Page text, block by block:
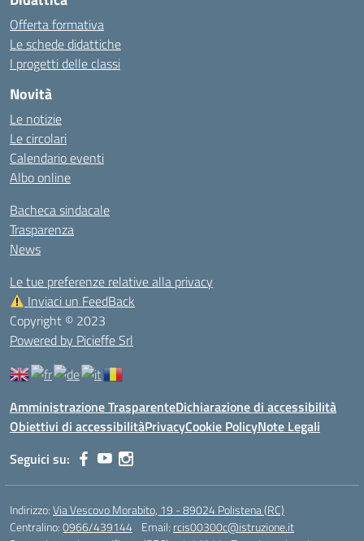
Offerta formativa
Le schede didattiche
I progetti delle classi
Novità
Le notizie
Le circolari
Calendario eventi
Albo online
Bacheca sindacale
Trasparenza
News
Le tue preferenze relative alla privacy
Inviaci un FeedBack
Copyright © 2023
Powered by Picieffe Srl
Amministrazione TrasparenteDichiarazione di accessibilità
Obiettivi di accessibilitàPrivacyCookie PolicyNote Legali
Seguici su:
Indirizzo:Via Vescovo Morabito, 19 - 89024 Polistena (RC)
Centralino:0966/439144 Email: rcis00300c@istruzione.it